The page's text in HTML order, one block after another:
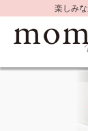
楽しみ